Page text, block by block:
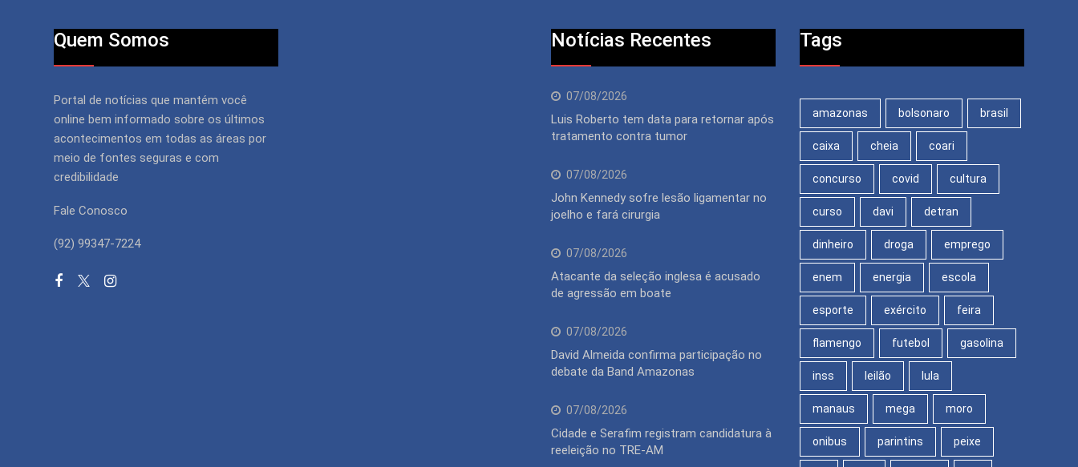
Quem Somos
Portal de notícias que mantém você
online bem informado sobre os últimos
acontecimentos em todas as áreas por
meio de fontes seguras e com
credibilidade
Fale Conosco
(92) 99347-7224
Notícias Recentes
07/08/2026
Luis Roberto tem data para retornar após
tratamento contra tumor
07/08/2026
John Kennedy sofre lesão ligamentar no
joelho e fará cirurgia
07/08/2026
Atacante da seleção inglesa é acusado
de agressão em boate
07/08/2026
David Almeida confirma participação no
debate da Band Amazonas
07/08/2026
Cidade e Serafim registram candidatura à
reeleição no TRE-AM
Tags
amazonas bolsonaro brasil
caixa cheia coari
concurso covid cultura
curso davi detran
dinheiro droga emprego
enem energia escola
esporte exército feira
flamengo futebol gasolina
inss leilão lula
manaus mega moro
onibus parintins peixe